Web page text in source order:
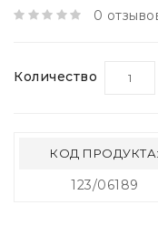
0
Количество
КОД ПРОДУКТА:
123/06189